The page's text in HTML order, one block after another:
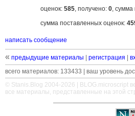
оценок: 585, получено: 0, сумма
сумма поставленных оценок:
написать сообщение
« предыдущие материалы регистрация
всего материалов: 133433 | ваш уровень
© Stanis.Blog 2004-2026 |
BLOG.microscript
все материалы, представленные на этой
——————————